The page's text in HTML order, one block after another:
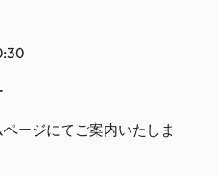
ージにてご案内いたしま